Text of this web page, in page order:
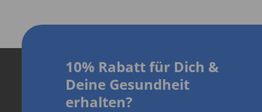
10% Rabatt für Dich &
Deine Gesundheit
erhalten?